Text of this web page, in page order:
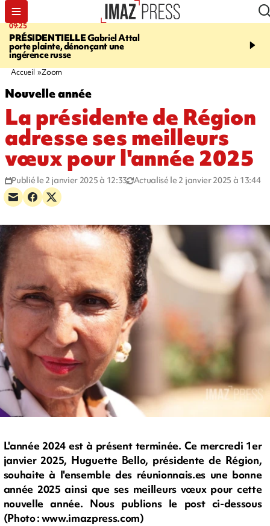
09:25
PRÉSIDENTIELLEGabriel Attal
porte plainte, dénonçant une
ingérence russe
11:43
accident après le virage
Accueil Zoom
Nouvelle année
La présidente de Région
adresse ses meilleurs
vœux pour l'année 2025
Publié le 2 janvier 2025 à 12:33 Actualisé le 2 janvier 2025 à 13:44
L'année 2024 est à présent terminée. Ce mercredi 1er
janvier 2025, Huguette Bello, présidente de Région,
souhaite à l'ensemble des réunionnais.es une bonne
année 2025 ainsi que ses meilleurs vœux pour cette
nouvelle année. Nous publions le post ci-dessous
(Photo : www.imazpress.com)